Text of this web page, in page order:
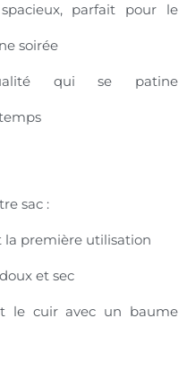
parfait pour le
soirée
qui se patine
sac :
première utilisation
et sec
le cuir avec un baume